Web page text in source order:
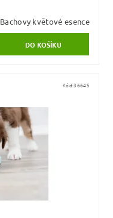
Bachovy květové esence
Kód:36645